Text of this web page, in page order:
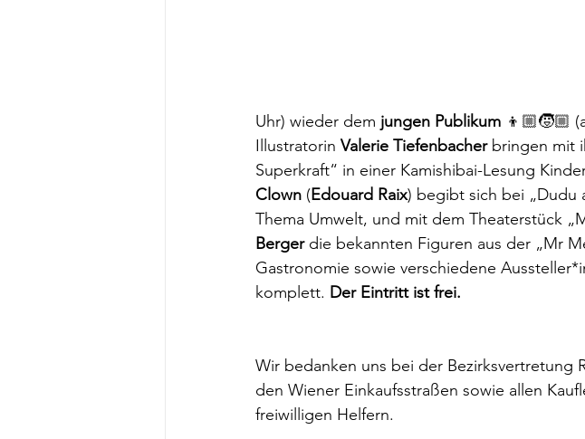
Uhr) wieder dem jungen Publikum 👦🏼🧒🏼
Illustratorin Valerie Tiefenbacher bringen mit
Superkraft“ in einer Kamishibai-Lesung
Clown (Edouard Raix) begibt sich bei „Dudu
Thema Umwelt, und mit dem Theaterstück
Berger die bekannten Figuren aus der „Mr
Gastronomie sowie verschiedene
komplett. Der Eintritt ist frei.
Wir bedanken uns bei der Bezirksvertretung
den Wiener Einkaufsstraßen sowie allen
freiwilligen Helfern.